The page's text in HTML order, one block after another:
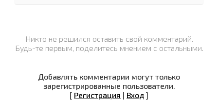
Никто не решился оставить свой комментарий.
Будь-те первым, поделитесь мнением с остальными.
Добавлять комментарии могут только
зарегистрированные пользователи.
[ Регистрация | Вход ]